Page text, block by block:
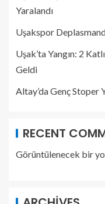
Yaralandı
Uşakspor
Uşak’ta Yangın: 2
Geldi
Altay’da Genç Stoper
RECENT
Görüntülenecek bir